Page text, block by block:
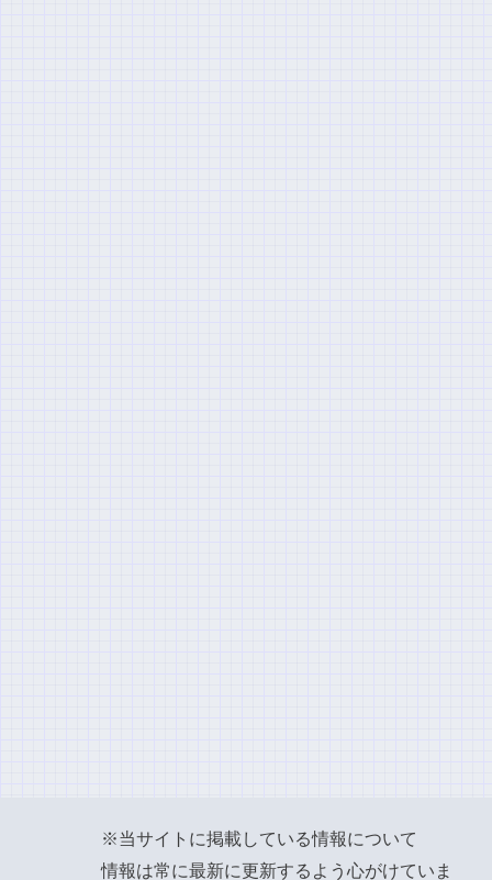
※当サイトに掲載している情報について
情報は常に最新に更新するよう心がけていま